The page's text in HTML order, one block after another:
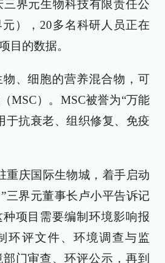
界元生物科技有限责任公
），20多名科研人员正在
目的数据。
、细胞的营养混合物，可
MSC）。MSC被誉为“万能
于抗衰老、组织修复、免疫
重庆国际生物城，着手启动
三界元董事长卢小平告诉记
项目需要编制环境影响报
环评文件、环境调查与监
门审查、环评公示，再到